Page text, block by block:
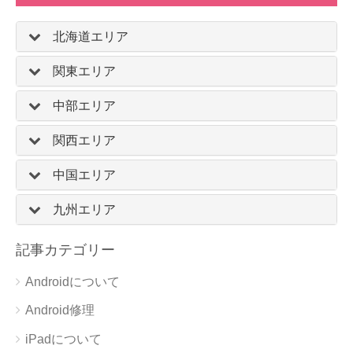
北海道エリア
関東エリア
中部エリア
関西エリア
中国エリア
九州エリア
記事カテゴリー
Androidについて
Android修理
iPadについて